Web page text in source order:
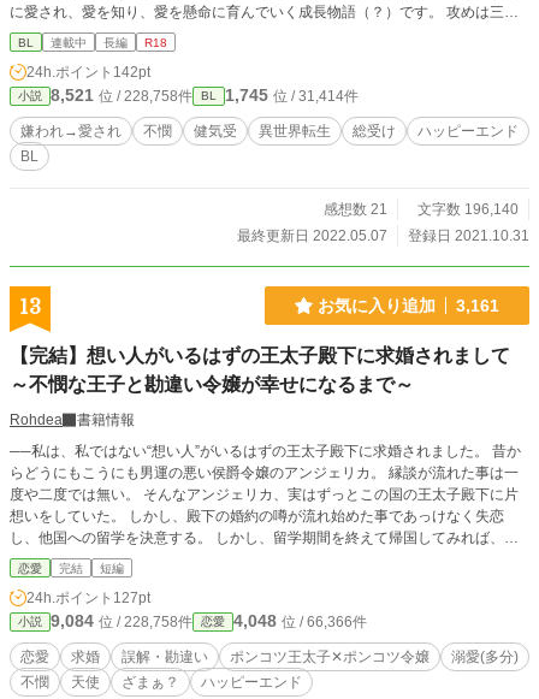
に愛され、愛を知り、愛を懸命に育んでいく成長物語（？）です。 攻めは三人
以上の予定。最後は総受け総愛されハッピーエンド…ですがそこまでが長くてず
っと不憫です。 R１８は中盤以降になるかと思います。 ざまぁ展開はありませ
ん。…すみません。 虐待、差別等の表現が多々出てきます。苦手な方はご注意
下さい。 R１８表現がある時（未満の時もありますが）には「※」マークをつけ
ています。
BL 連載中 長編 R18
24h.ポイント 142pt
小説 8,521 位 / 228,758件 BL 1,745 位 / 31,414件
嫌われ→愛され 不憫 健気受 異世界転生 総受け
ハッピーエンド
BL
感想数 21
文字数 196,140
最終更新日 2022.05.07
登録日 2021.10.31
13 お気に入り追加 3,161
【完結】想い人がいるはずの王太子殿下に求婚されまして
～不憫な王子と勘違い令嬢が幸せになるまで～
Rohdea
書籍情報
──私は、私ではない“想い人”がいるはずの王太子殿下に求婚されました。 昔か
らどうにもこうにも男運の悪い侯爵令嬢のアンジェリカ。 縁談が流れた事は一
度や二度では無い。 そんなアンジェリカ、実はずっとこの国の王太子殿下に片
想いをしていた。 しかし、殿下の婚約の噂が流れ始めた事であっけなく失恋
し、他国への留学を決意する。 しかし、留学期間を終えて帰国してみれば、当
の王子様は未だに婚約者がいないという。 帰国後の再会により再び溢れそうに
なる恋心。 けれど、殿下にはとても大事に思っている“天使”がいるらしい。 更
に追い打ちをかけるように、殿下と他国の王女との政略結婚の噂まで世間に流れ
始める。 今度こそ諦めよう……そう決めたのに…… 「私の天使は君だったらし
い」 想い人の“天使”がいるくせに。婚約予定の王女様がいるくせに。 王太子殿
下は何故かアンジェリカに求婚して来て─── ★★★ 『美人な姉と間違って求婚
されまして ～望まれない花嫁が愛されて幸せになるまで～』 に、出て来た不憫
恋愛 完結 短編
24h.ポイント 127pt
小説 9,084 位 / 228,758件 恋愛 4,048 位 / 66,366件
恋愛 求婚 誤解・勘違い ポンコツ王太子‪‪‪✕‬ポンコツ令嬢
溺愛(多分)
不憫
天使 ざまぁ？ ハッピーエンド